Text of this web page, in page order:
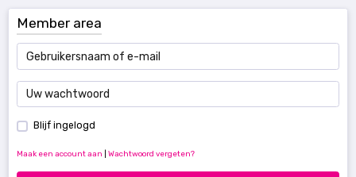
Member area
Blijf ingelogd
Maak een account aan Wachtwoord vergeten?